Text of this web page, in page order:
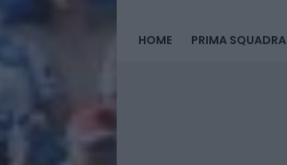
HOME PRIMA SQUADRA